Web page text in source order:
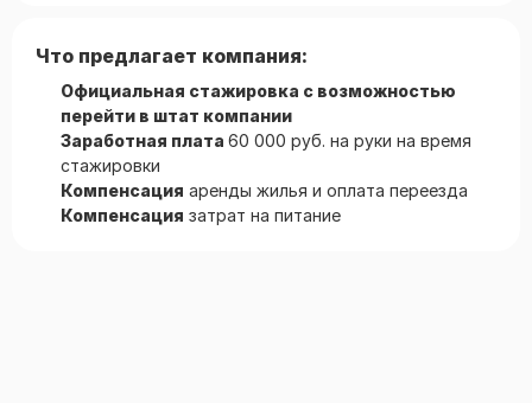
Что предлагает компания:
Официальная стажировка с возможностью
перейти в штат компании
Заработная плата 60 000 руб. на руки на время
стажировки
Компенсация аренды жилья и оплата переезда
Компенсация затрат на питание